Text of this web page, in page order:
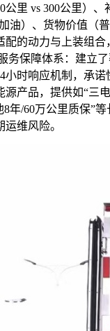
公里 vs 300公里）
油）、货物价值（
配的动力与上装组合
务保障体系：建立
小时响应机制，承
源产品，提供如“三
8年/60万公里质保”
维风险。